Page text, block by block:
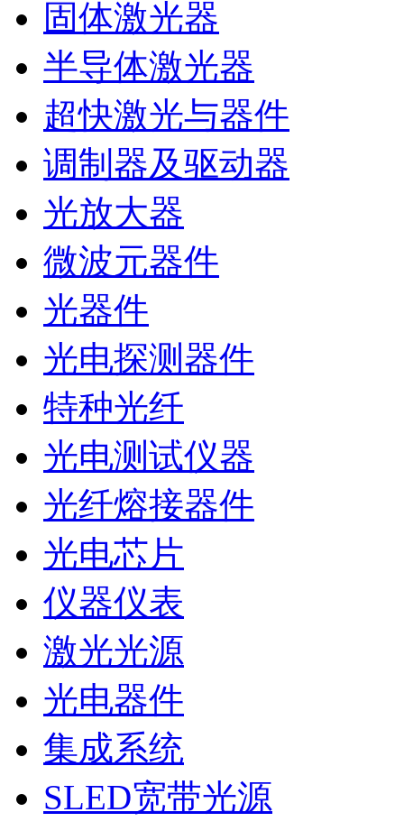
固体激光器
半导体激光器
超快激光与器件
调制器及驱动器
光放大器
微波元器件
光器件
光电探测器件
特种光纤
光电测试仪器
光纤熔接器件
光电芯片
仪器仪表
激光光源
光电器件
集成系统
SLED宽带光源